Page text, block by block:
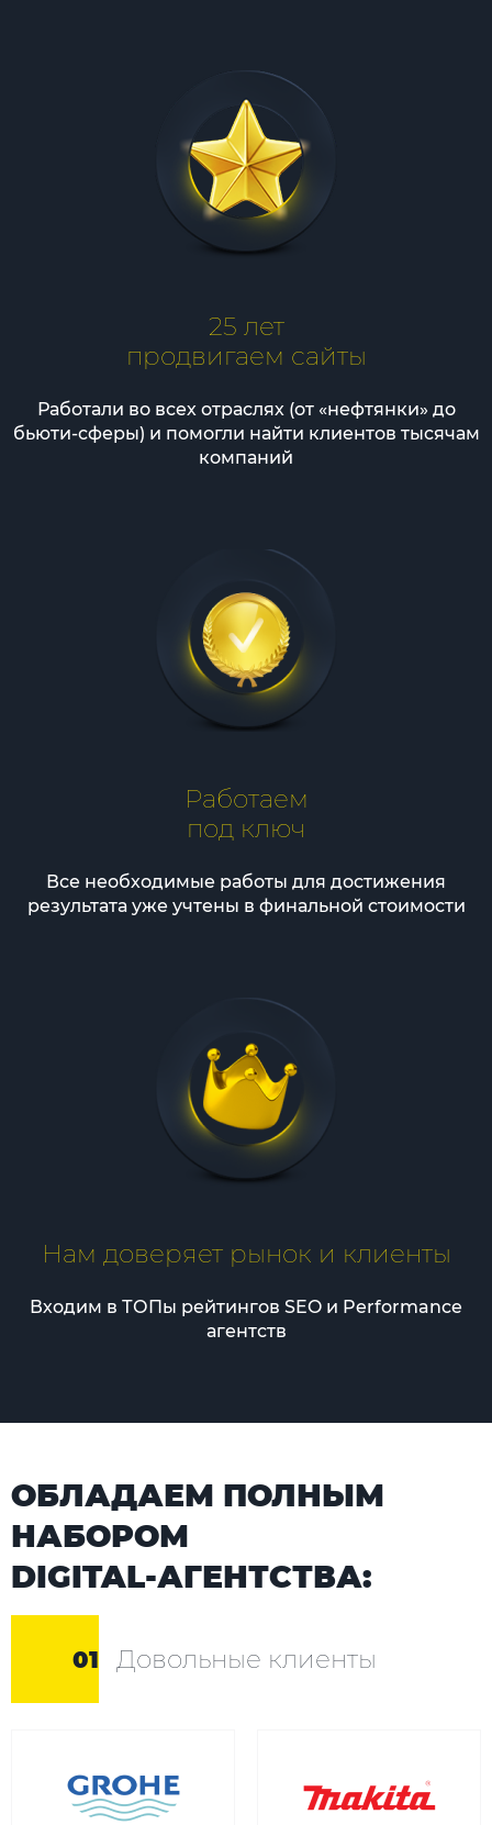
25 лет
продвигаем сайты
Работали во всех отраслях (от «нефтянки» до
бьюти-сферы) и помогли найти клиентов тысячам
компаний
Работаем
под ключ
Все необходимые работы для достижения
результата уже учтены в финальной стоимости
Нам доверяет рынок и клиенты
Входим в ТОПы рейтингов SEO и Performance
агентств
ОБЛАДАЕМ ПОЛНЫМ
НАБОРОМ
DIGITAL-АГЕНТСТВА:
01 Довольные клиенты